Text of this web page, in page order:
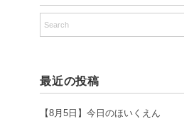
最近の投稿
【8月5日】今日のほいくえん